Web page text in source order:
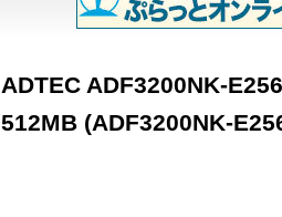
ADTEC ADF3200NK-
512MB (ADF3200NK-